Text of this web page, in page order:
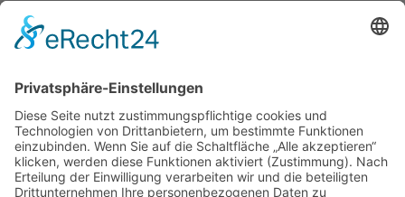
Startseite
Impressum
Datenschutzerklärung
Allgemeine Geschäftsbedingungen
Widerrufsbelehrung
Versandarten